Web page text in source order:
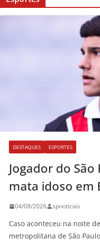
DESTAQUES ESPORTES
Jogador do
mata idoso em
04/08/2026 spnoticias
Caso aconteceu na noite
metropolitana de São